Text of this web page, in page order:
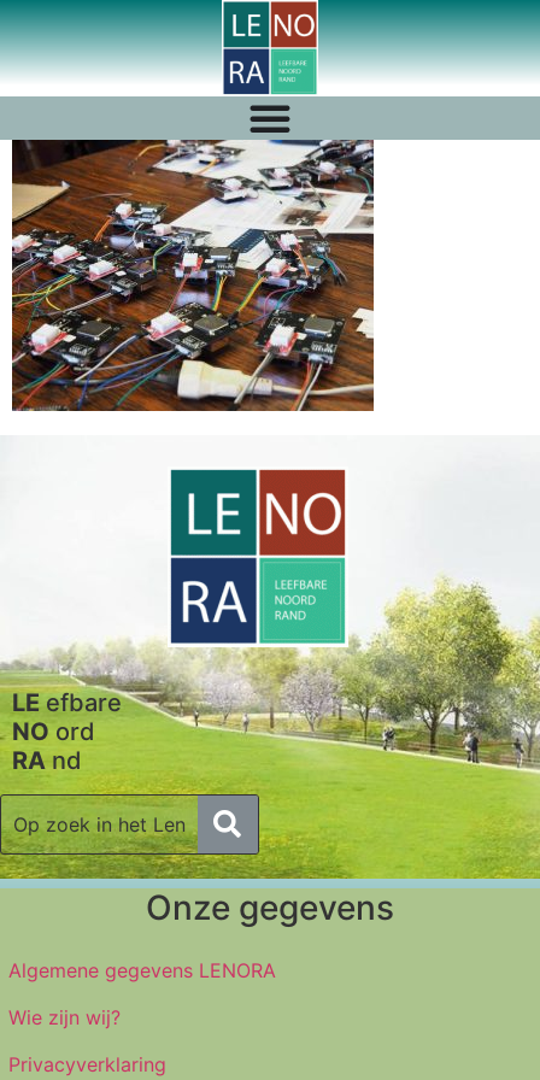
LEefbare
NOord
RAnd
Onze gegevens
Algemene gegevens LENORA
Wie zijn wij?
Privacyverklaring